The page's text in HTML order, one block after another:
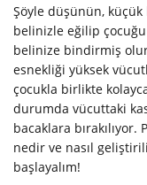
Şöyle düşünün, küçük
belinizle eğilip çocuğu
belinize bindirmiş
esnekliği yüksek
çocukla birlikte
durumda vücuttaki
bacaklara
nedir ve nasıl
başlayalım!